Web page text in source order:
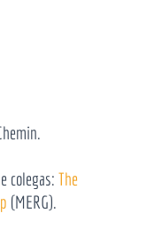
colegas: The
(MERG).